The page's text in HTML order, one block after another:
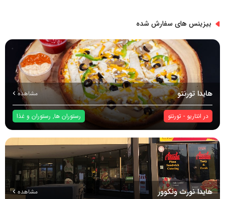
بیزینس های سفارش شده
هایدا تورنتو مشاهده
در انتاریو - تورنتو رستوران ها, رستوران و غذا
هایدا نورث ونکوور مشاهده